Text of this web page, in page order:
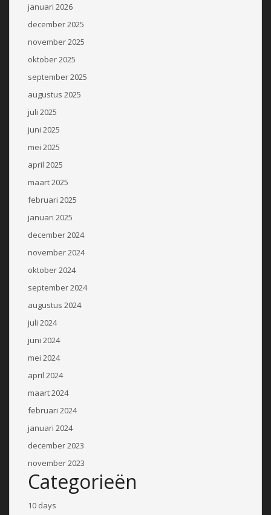
januari 2026
december 2025
november 2025
oktober 2025
september 2025
augustus 2025
juli 2025
juni 2025
mei 2025
april 2025
maart 2025
februari 2025
januari 2025
december 2024
november 2024
oktober 2024
september 2024
augustus 2024
juli 2024
juni 2024
mei 2024
april 2024
maart 2024
februari 2024
januari 2024
december 2023
november 2023
Categorieën
10 days